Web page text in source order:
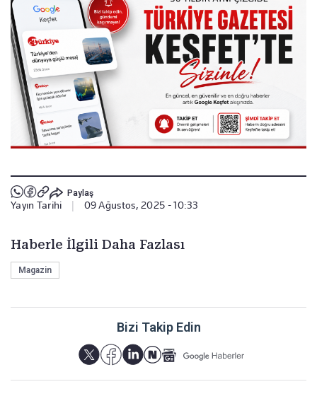
Paylaş
Yayın Tarihi 09 Ağustos, 2025 - 10:33
Haberle İlgili Daha Fazlası
Magazin
Bizi Takip Edin